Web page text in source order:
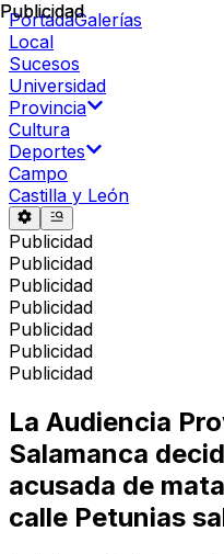
PortadaGalerías
Local
Sucesos
Universidad
Provincia
Cultura
Deportes
Campo
Castilla y León
Publicidad
Publicidad
Publicidad
Publicidad
Publicidad
Publicidad
Publicidad
Publicidad
La Audiencia
Salamanca
acusada de
calle Petunias
Publicidad